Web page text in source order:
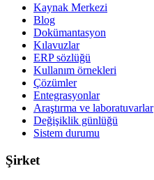
Kaynak Merkezi
Blog
Dokümantasyon
Kılavuzlar
ERP sözlüğü
Kullanım örnekleri
Çözümler
Entegrasyonlar
Araştırma ve laboratuvarlar
Değişiklik günlüğü
Sistem durumu
Şirket